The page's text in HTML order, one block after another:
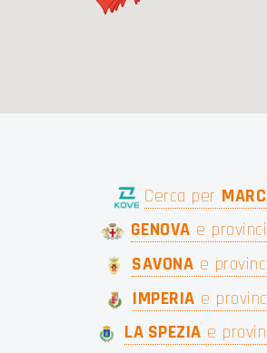
Cerca per
GENOVA e
SAVONA e
IMPERIA e
LA SPEZIA e